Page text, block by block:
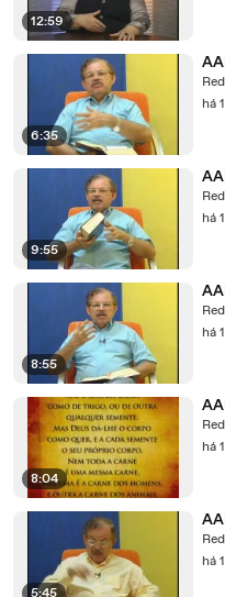
12:59
6:35
há
9:55
há
8:55
há
8:04
há
há